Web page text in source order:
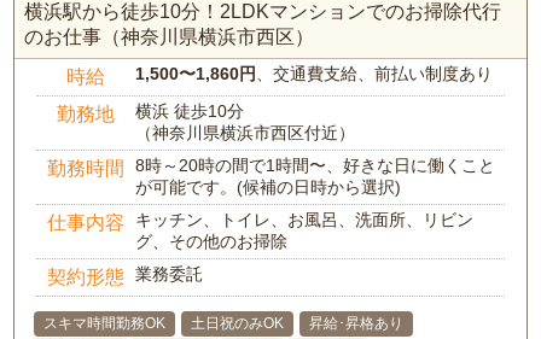
横浜駅から徒歩10分！2LDKマンションでのお掃除代行
のお仕事（神奈川県横浜市西区）
時給 1,500〜1,860円 、交通費支給、前払い制度あり
勤務地
横浜 徒歩10分
（神奈川県横浜市西区付近）
勤務時間
8時～20時の間で1時間〜、好きな日に働くこと
が可能です。(候補の日時から選択)
仕事内容
キッチン、トイレ、お風呂、洗面所、リビン
グ、その他のお掃除
契約形態 業務委託
スキマ時間勤務OK 土日祝のみOK
昇給･昇格あり